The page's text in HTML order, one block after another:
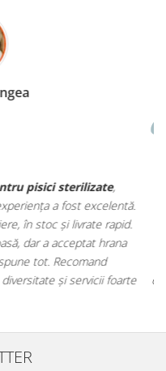
găsesc nu
farmacia veterinară:
de îngrijire. Este foarte
pentru animalul meu
iar produsele au fost
bine organizat și foarte util
de animale.